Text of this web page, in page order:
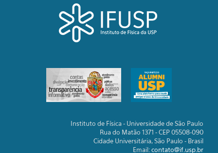
Instituto de Física - Universidade de São Paulo
Rua do Matão 1371 - CEP 05508-090
Cidade Universitária, São Paulo - Brasil
Email:contato@if.usp.br